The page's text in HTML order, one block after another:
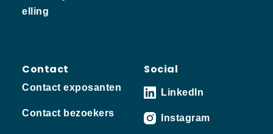
elling
Contact
Contact exposanten
Contact bezoekers
Social
LinkedIn
Instagram